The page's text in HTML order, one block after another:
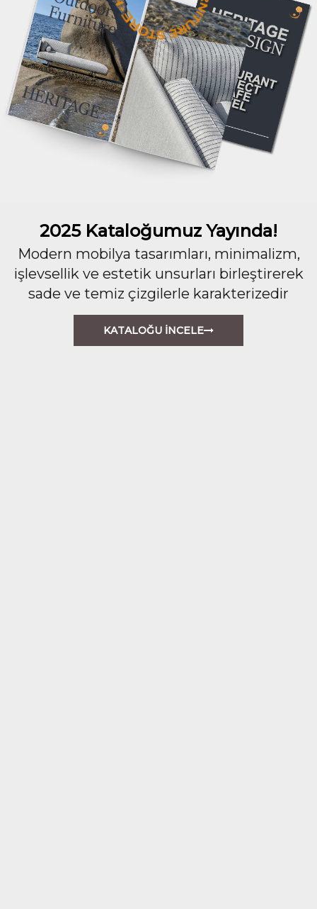
2025 Kataloğumuz Yayında!
Modern mobilya tasarımları, minimalizm,
işlevsellik ve estetik unsurları birleştirerek
sade ve temiz çizgilerle karakterizedir
KATALOĞU İNCELE